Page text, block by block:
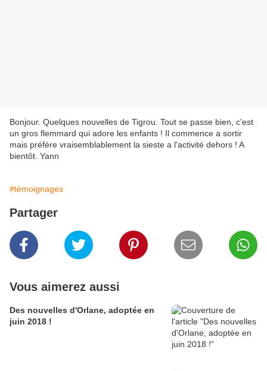
Bonjour. Quelques nouvelles de Tigrou. Tout se passe bien, c'est
un gros flemmard qui adore les enfants ! Il commence a sortir
mais préfère vraisemblablement la sieste a l'activité dehors ! A
bientôt. Yann
#témoignages
Partager
Vous aimerez aussi
Des nouvelles d'Orlane, adoptée en
juin 2018 !